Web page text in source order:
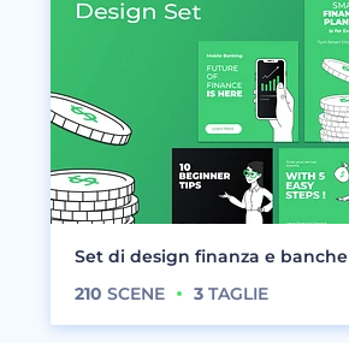
Set di design finanza e banche
210 SCENE 3 TAGLIE